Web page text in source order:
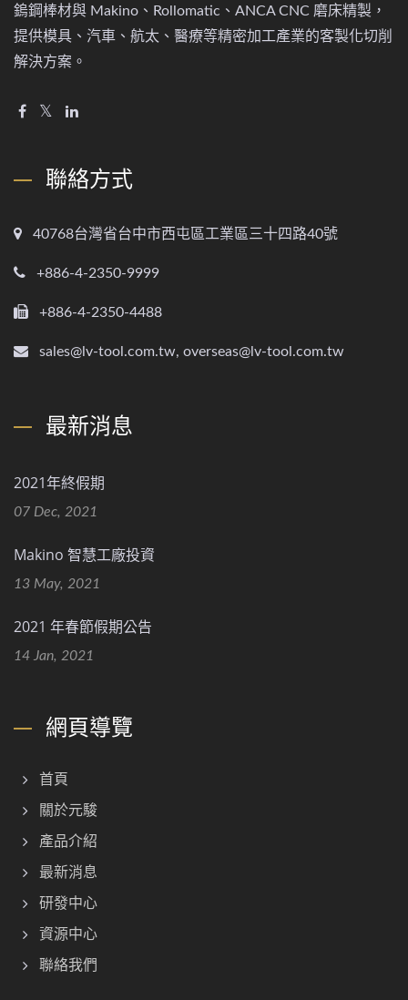
鎢鋼棒材與 Makino、Rollomatic、ANCA CNC 磨床精製，
提供模具、汽車、航太、醫療等精密加工產業的客製化切削
解決方案。
聯絡方式
40768台灣省台中市西屯區工業區三十四路40號
+886-4-2350-9999
+886-4-2350-4488
sales@lv-tool.com.tw, overseas@lv-tool.com.tw
最新消息
2021年終假期
07 Dec, 2021
Makino 智慧工廠投資
13 May, 2021
2021 年春節假期公告
14 Jan, 2021
網頁導覽
首頁
關於元駿
產品介紹
最新消息
研發中心
資源中心
聯絡我們